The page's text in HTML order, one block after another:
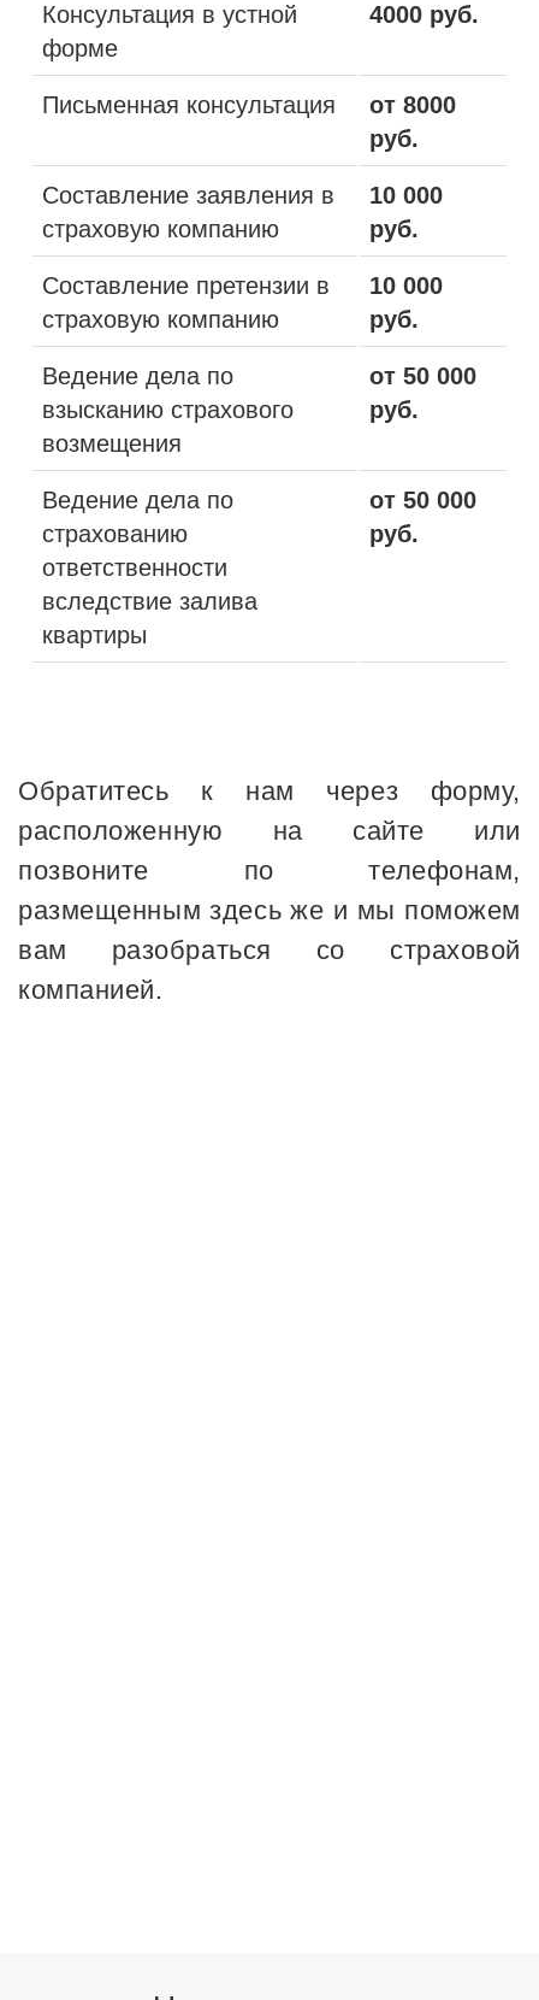
Консультация в устной
форме
4000 руб.
Письменная консультация
от 8000
руб.
Составление заявления в
страховую компанию
10 000
руб.
Составление претензии в
страховую компанию
10 000
руб.
Ведение дела по
взысканию страхового
возмещения
от 50 000
руб.
Ведение дела по
страхованию
ответственности
вследствие залива
квартиры
от 50 000
руб.
Обратитесь к нам через форму,
расположенную на сайте или
позвоните по телефонам,
размещенным здесь же и мы поможем
вам разобраться со страховой
компанией.